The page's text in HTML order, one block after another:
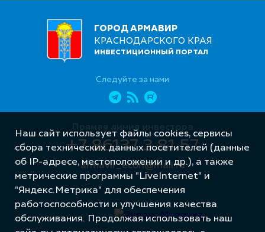
ГОРОД АРМАВИР
КРАСНОДАРСКОГО КРАЯ
ИНВЕСТИЦИОННЫЙ ПОРТАЛ
Следуйте за нами
Прямая линия инвестора
+7 86137 3 81 57
armavir_econ@mail.ru
Наш сайт использует файлы cookies, сервисы
сбора технических данных посетителей (данные
об IP-адресе, местоположении и др.), а также
метрические программы "LiveInternet" и
"Яндекс.Метрика" для обеспечения
работоспособности и улучшения качества
обслуживания. Продолжая использовать наш